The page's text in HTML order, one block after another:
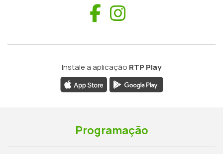
Facebook
Instale a aplicação RTP Play
Programação